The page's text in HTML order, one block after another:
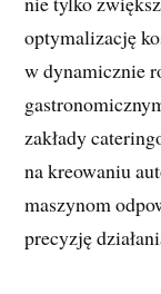
optymalizację
w dynamicznie
zakłady
na kreowaniu
maszynom
precyzję